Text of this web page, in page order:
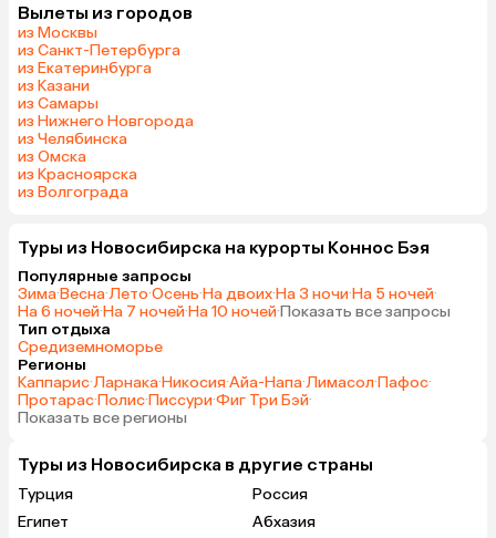
Вылеты из городов
из Москвы
из Санкт-Петербурга
из Екатеринбурга
из Казани
из Самары
из Нижнего Новгорода
из Челябинска
из Омска
из Красноярска
из Волгограда
Туры из Новосибирска на курорты Коннос Бэя
Популярные запросы
Зима·Весна·Лето·Осень·На двоих·На 3 ночи·На 5 ночей·
На 6 ночей·На 7 ночей·На 10 ночей·Показать все запросы
Тип отдыха
Средиземноморье
Регионы
Каппарис·Ларнака·Никосия·Айа-Напа·Лимасол·Пафос·
Протарас·Полис·Писсури·Фиг Три Бэй·
Показать все регионы
Туры из Новосибирска в другие страны
Турция
Россия
Египет
Абхазия